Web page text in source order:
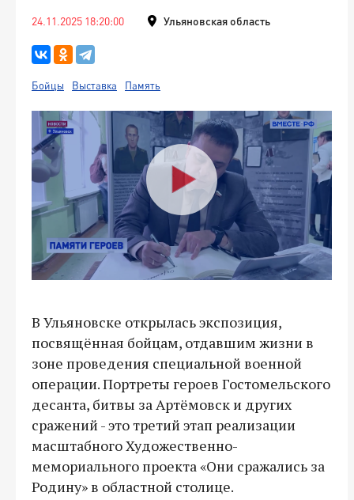
24.11.2025 18:20:00 Ульяновская область
Бойцы Выставка Память
В Ульяновске открылась экспозиция,
посвящённая бойцам, отдавшим жизни в
зоне проведения специальной военной
операции. Портреты героев Гостомельского
десанта, битвы за Артёмовск и других
сражений - это третий этап реализации
масштабного Художественно-
мемориального проекта «Они сражались за
Родину» в областной столице.